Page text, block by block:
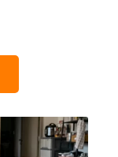
ๆ เกี่ยวกับสินค้า
รา เราให้บริการ
เงินทันทีเมื่อตกลง
หม่-เก่า,
งแม้จะอยู่ในสภาพ
ครื่องไม่ได้ขึ้นอยู่แค่
วกในการขายของ
ก, แจ้งวัฒนะ,
ละพื้นที่ใกล้เคียง
โน๊ตบุ๊ค,รับซื้อไอ
ารครอบคลุมทั่ว
บกับการ รับซื้อไอ
ายมือถือ.com”